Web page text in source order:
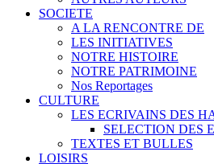
SOCIETE
A LA RENCONTRE DE
LES INITIATIVES
NOTRE HISTOIRE
NOTRE PATRIMOINE
Nos Reportages
CULTURE
LES ECRIVAINS DES
SELECTION DES
TEXTES ET BULLES
LOISIRS